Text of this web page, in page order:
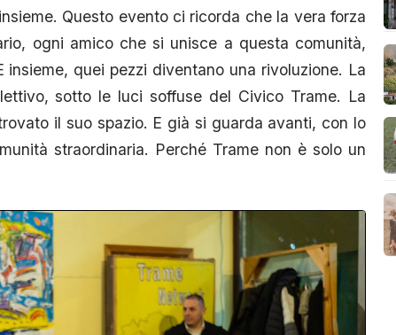
Questo evento ci ricorda che la vera forza
ogni amico che si unisce a questa comunità,
quei pezzi diventano una rivoluzione. La
sotto le luci soffuse del Civico Trame. La
il suo spazio. E già si guarda avanti, con lo
straordinaria. Perché Trame non è solo un